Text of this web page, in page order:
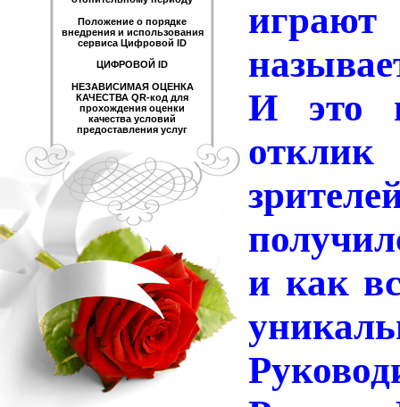
Положение о порядке
внедрения и использования
сервиса Цифровой ID
ЦИФРОВОЙ ID
НЕЗАВИСИМАЯ ОЦЕНКА
КАЧЕСТВА QR-код для
прохождения оценки
качества условий
предоставления услуг
И это
и как